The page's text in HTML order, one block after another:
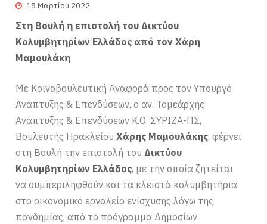
18 Μαρτίου 2022
Στη Βουλή η επιστολή του Δικτύου
Κολυμβητηρίων Ελλάδος από τον Χάρη
Μαμουλάκη
Με Κοινοβουλευτική Αναφορά προς τον Υπουργό
Ανάπτυξης & Επενδύσεων, ο αν. Τομεάρχης
Ανάπτυξης & Επενδύσεων Κ.Ο. ΣΥΡΙΖΑ-ΠΣ,
Βουλευτής ΗρακλείουΧάρης Μαμουλάκης, φέρνει
στη Βουλή την επιστολή του Δικτύου
Κολυμβητηρίων Ελλάδος, με την οποία ζητείται
να συμπεριληφθούν και τα κλειστά κολυμβητήρια
στο οικονομικό εργαλείο ενίσχυσης λόγω της
πανδημίας, από το πρόγραμμα Δημοσίων